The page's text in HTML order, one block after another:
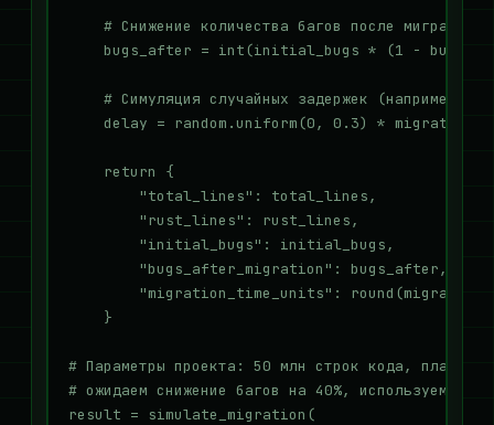
    # Снижение количества багов после миграции
bugs_after = int(initial_bugs * (1 -
# Симуляция случайных задержек (например,
delay = random.uniform(0, 0.3) *
    return {
        "total_lines": total_lines,
        "rust_lines": rust_lines,
        "initial_bugs": initial_bugs,
        "bugs_after_migration": bugs_after,
"migration_time_units":
    }
# Параметры проекта: 50 млн строк кода,
# ожидаем снижение багов на 40%, используем
result = simulate_migration(